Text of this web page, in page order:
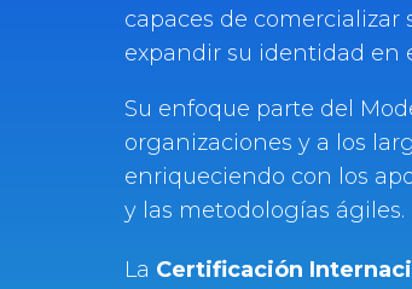
capaces de
expandir su identidad en
Su enfoque parte del
organizaciones y a los
enriqueciendo con los
y las metodologías ágiles.
La Certificación